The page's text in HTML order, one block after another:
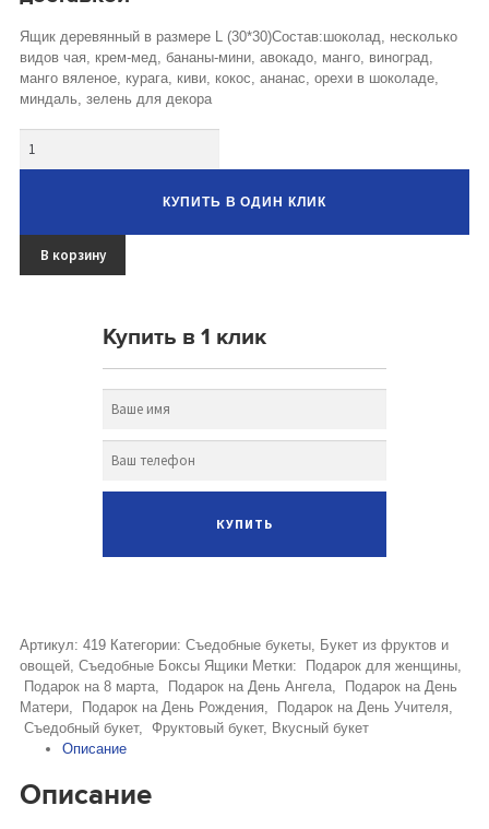
Съедобные Корзины
Съедобные Боксы Ящики
Букеты из раков и рыбы
Контакты
Ящик деревянный в размере L (30*30)Состав:шоколад, несколько
видов чая, крем-мед, бананы-мини, авокадо, манго, виноград,
манго вяленое, курага, киви, кокос, ананас, орехи в шоколаде,
миндаль, зелень для декора
КУПИТЬ В ОДИН КЛИК
В корзину
Купить в 1 клик
Артикул:419 Категории:Съедобные букеты, Букет из фруктов и
овощей,Съедобные Боксы Ящики Метки: Подарок для женщины,
Подарок на 8 марта, Подарок на День Ангела,
Подарок на День
Матери, Подарок на День Рождения, Подарок на День Учителя,
Съедобный букет, Фруктовый букет, Вкусный букет
Описание
Описание